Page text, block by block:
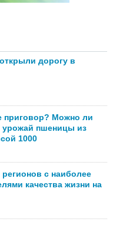
дорогу в
приговор? Можно ли
урожай пшеницы из
1000
с наиболее
качества жизни на